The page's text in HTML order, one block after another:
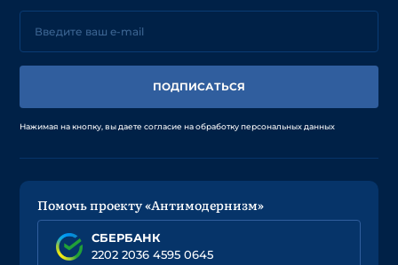
ПОДПИСАТЬСЯ
Нажимая на кнопку, вы даете согласие на обработку персональных данных
Помочь проекту «Антимодернизм»
СБЕРБАНК
2202 2036 4595 0645